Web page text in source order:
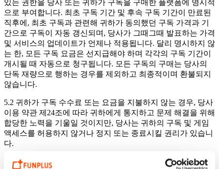
있는 권한을 당사 또는 귀하가 구독을 구매한 플랫폼에 명시적
으로 부여합니다. 최초 구독 기간 및 후속 구독 기간이 만료된
직후에, 최초 구독과 관련해 귀하가 동의했던 구독 가격과 기
간으로 구독이 자동 갱신되며, 당사가 그때그때 발표하는 가격
및 서비스의 업데이트가 언제나 적용됩니다. 달리 명시하지 않
는 한, 모든 구독 요금은 선지급해야 하며 각각의 구독 기간이
개시될 때 자동으로 청구됩니다. 모든 구독의 구매는 당사의
단독 재량으로 행하는 경우를 제외하고 최종적이며 환불되지
않습니다.
5.2 귀하가 구독 수수료 또는 요금을 지불하지 않는 경우, 당사
이용 약관 제24조에 따라 귀하에게 통지하고 문제 해결을 위해
합당한 노력을 기울일 것이지만, 당사는 귀하의 구독 및 게임
액세스를 허용하지 않거나 정지 또는 종료시킬 권리가 있습니
다.
5.3 구독 요금은 Apple 또는 Google의 이용 약관에 따라 Apple